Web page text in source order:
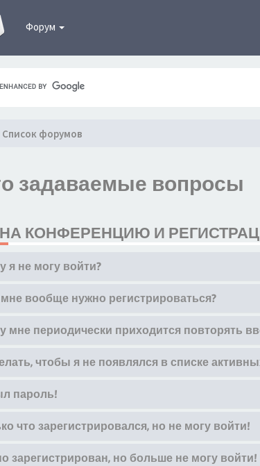
Форум
Список форумов
задаваемые вопросы
КОНФЕРЕНЦИЮ И
я не могу войти?
вообще нужно регистрироваться?
мне периодически приходится повторять
чтобы я не появлялся в списке
пароль!
что зарегистрировался, но не могу войти!
зарегистрирован, но больше не могу войти!